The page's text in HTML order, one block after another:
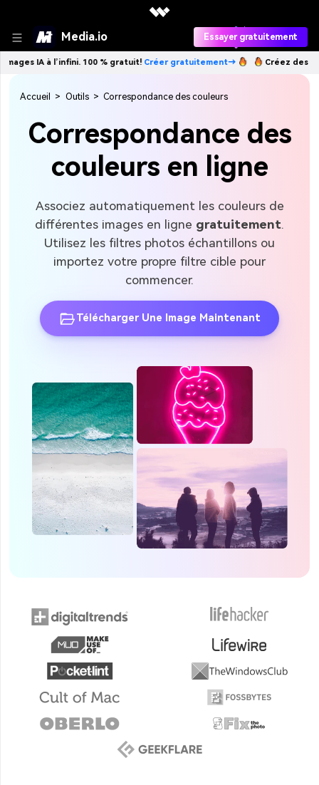
Media.io Essayer gratuitement
à l’infini. 100 % gratuit!Créer gratuitement→ Créez des images IA
Accueil > Outils > Correspondance des couleurs
Correspondance des
couleurs en ligne
Associez automatiquement les couleurs de
différentes images en ligne gratuitement.
Utilisez les filtres photos échantillons ou
importez votre propre filtre cible pour
commencer.
Télécharger Une Image Maintenant